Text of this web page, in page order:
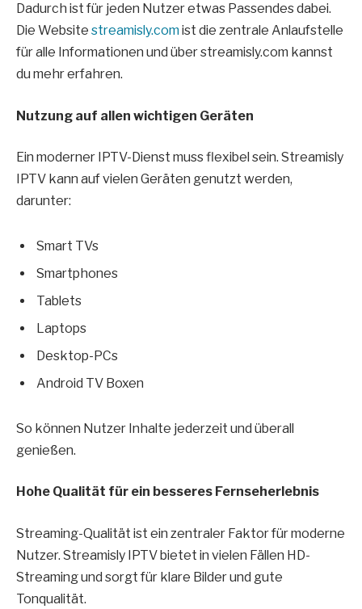
Dadurch ist für jeden Nutzer etwas Passendes dabei.
Die Website streamisly.comist die zentrale Anlaufstelle
für alle Informationen und über streamisly.com kannst
du mehr erfahren.
Nutzung auf allen wichtigen Geräten
Ein moderner IPTV-Dienst muss flexibel sein. Streamisly
IPTV kann auf vielen Geräten genutzt werden,
darunter:
Smart TVs
Smartphones
Tablets
Laptops
Desktop-PCs
Android TV Boxen
So können Nutzer Inhalte jederzeit und überall
genießen.
Hohe Qualität für ein besseres Fernseherlebnis
Streaming-Qualität ist ein zentraler Faktor für moderne
Nutzer. Streamisly IPTV bietet in vielen Fällen HD-
Streaming und sorgt für klare Bilder und gute
Tonqualität.